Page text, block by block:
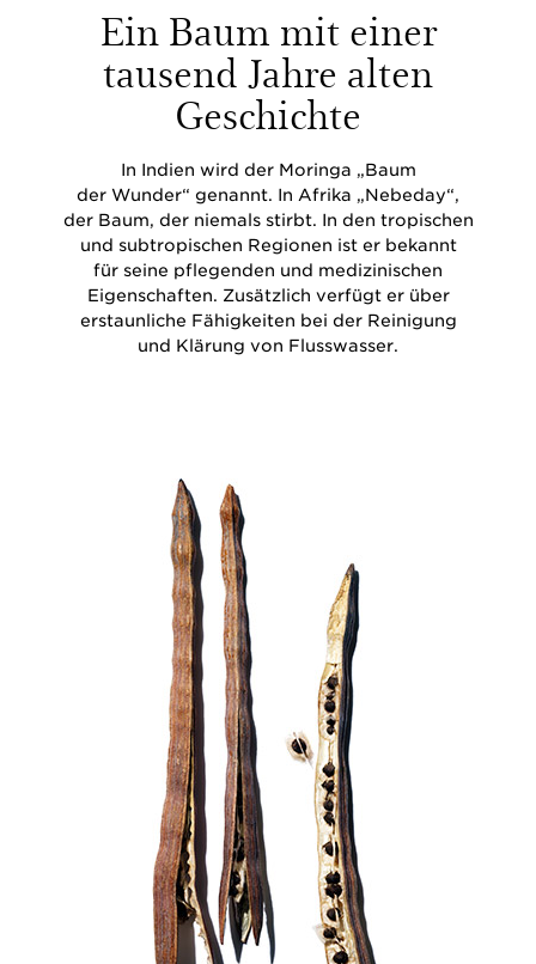
Ein Baum mit einer
tausend Jahre alten
Geschichte
In Indien wird der Moringa „Baum
der Wunder“ genannt. In Afrika „Nebeday“,
der Baum, der niemals stirbt. In den tropischen
und subtropischen Regionen ist er bekannt
für seine pflegenden und medizinischen
Eigenschaften. Zusätzlich verfügt er über
erstaunliche Fähigkeiten bei der Reinigung
und Klärung von Flusswasser.